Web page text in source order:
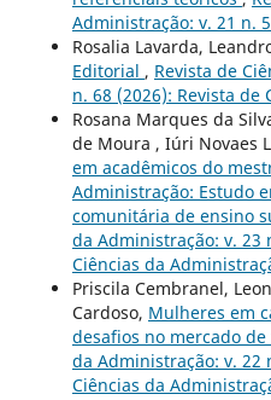
Administração: v. 21 n.
Rosalia Lavarda,
Editorial , Revista de
n. 68 (2026): Revista
Rosana Marques da
de Moura , Iúri Novaes
em acadêmicos do
Administração: Estudo
comunitária de ensino
da Administração: v. 23
Ciências da
Priscila Cembranel,
Cardoso, Mulheres em
desafios no mercado
da Administração: v. 22
Ciências da